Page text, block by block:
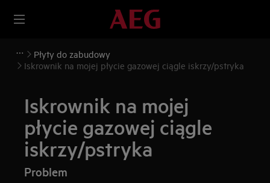
Płyty do zabudowy
Iskrownik na mojej płycie gazowej ciągle iskrzy/pstryka
Iskrownik na mojej
płycie gazowej ciągle
iskrzy/pstryka
Problem